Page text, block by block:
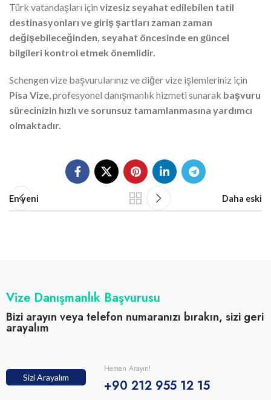
Türk vatandaşları için vizesiz seyahat edilebilen tatil
destinasyonları ve giriş şartları zaman zaman
değişebileceğinden, seyahat öncesinde en güncel
bilgileri kontrol etmek önemlidir.
Schengen vize başvurularınız ve diğer vize işlemleriniz için
Pisa Vize, profesyonel danışmanlık hizmeti sunarak başvuru
sürecinizin hızlı ve sorunsuz tamamlanmasına yardımcı
olmaktadır.
En yeni Daha eski
Vize Danışmanlık Başvurusu
Bizi arayın veya telefon numaranızı bırakın, sizi geri
arayalım
Sizi Arayalım
Hemen Arayın!
+90 212 955 12 15